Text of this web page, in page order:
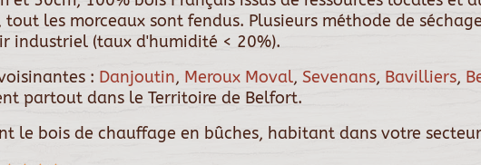
les morceaux sont fendus. Plusieurs méthode de
industriel (taux d'humidité < 20%).
: Danjoutin, Meroux Moval, Sevenans, Bavilliers,
partout dans le Territoire de Belfort.
le bois de chauffage en bûches, habitant dans votre